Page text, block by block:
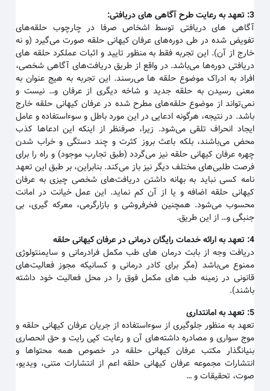
تعهد به رعایت طرح آگاهی های دریافتی:
آگاهی های دریافتی توسط اشخاص صرفا در چارچوب حلقه‌های
تفویض شده در طی دوره‌های عرفان کیهانی حلقه صورت می‌گیرد (و نه
خارج از آن). این تجربه فقط به منظور تایید و اثبات عملکرد حلقه های
دریافتی دوره‌ها می‌باشد. در واقع از طریق دریافت‌های آگاهی شخصی،
افراد به ادراک موضوع حلقه ها می‌رسند. این تجربه به هیج عنوان به
معنی رسیدن به حلقه جدید و شاخه دیگری از عرفان و… نیست و
نمی‌تواند از موضوع حلقه‌های مطرح شده در عرفان کیهانی حلقه خارج
باشد. در نتیجه، هرگونه ادعایی در این مورد باطل و سوءاستفاده و عامل
ایجاد انحراف تلقی می‌شود. زیرا، صرفنظر از اینکه این ادعاها کذب
محض می‌باشند، بلکه باعث بروز کثرت و چند دستگی و خراب شدن
چهره عرفان کیهانی حلقه نیز می‌گردد (طبق تجارب موجود) و راه را برای
فرصت طلبی‌های مختلف دیگر نیز باز می‌کند. بنابراین، بر طبق این تعهد
نامه کسی نباید به بهانه داشتن دریافت‌های شخصی چیزی به عرفان
کیهانی حلقه اضافه و یا از آن کم نماید. این عمل خیانت در امانت
محسوب می‌شود. همچنین فخرفروشی و بازارگرمی، معرکه گیری، بی
جنبگی و… از این طریق.
تعهد به ارائه خدمات رایگان درمانی در عرفان کیهانی حلقه
دریافت وجه از بابت درمان های طب مکمل فرادرمانی و سایمنتولوژی
ممنوع می‌باشد (مگر برای کادر درمانی و کسانیکه مجوز فعالیت‌های
قانونی در زمینه طب های مکمل فوق را در محل فعالیت خود داشته
باشند).
تعهد به امانتداری
تعهد به منظور جلوگیری از سوءاستفاده از جریان عرفان کیهانی حلقه و
موج سواری و مصادره داشته‌های آن و رعایت کپی رایت و حق انحصاری
بنیانگذار مکتب عرفان کیهانی حلقه در خصوص همه محتواها و
انتشارات مجموعه عرفان کیهانی حلقه اعم از انتشارات متنی، ویدیو،
صوت، تحقیقات و …